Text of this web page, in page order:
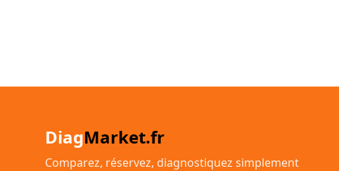
DiagMarket.fr
Comparez, réservez, diagnostiquez simplement